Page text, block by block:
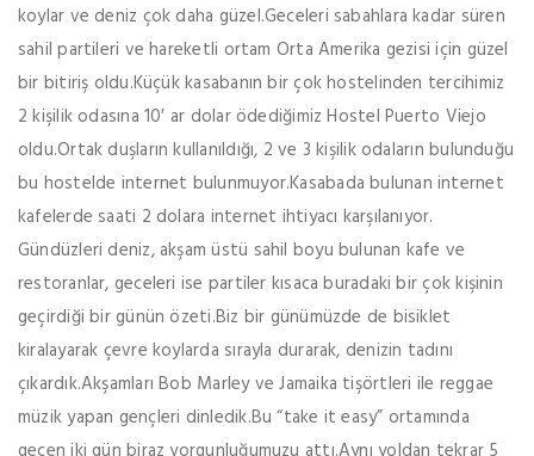
koylar ve deniz çok daha güzel.Geceleri sabahlara kadar süren
sahil partileri ve hareketli ortam Orta Amerika gezisi için güzel
bir bitiriş oldu.Küçük kasabanın bir çok hostelinden tercihimiz
2 kişilik odasına 10′ ar dolar ödediğimiz Hostel Puerto Viejo
oldu.Ortak duşların kullanıldığı, 2 ve 3 kişilik odaların bulunduğu
bu hostelde internet bulunmuyor.Kasabada bulunan internet
kafelerde saati 2 dolara internet ihtiyacı karşılanıyor.
Gündüzleri deniz, akşam üstü sahil boyu bulunan kafe ve
restoranlar, geceleri ise partiler kısaca buradaki bir çok kişinin
geçirdiği bir günün özeti.Biz bir günümüzde de bisiklet
kiralayarak çevre koylarda sırayla durarak, denizin tadını
çıkardık.Akşamları Bob Marley ve Jamaika tişörtleri ile reggae
müzik yapan gençleri dinledik.Bu “take it easy” ortamında